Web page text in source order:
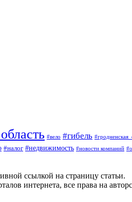
#вело #гибель
#налог #недвижимость #новости компаний
ссылкой на страницу статьи.
интернета, все права на